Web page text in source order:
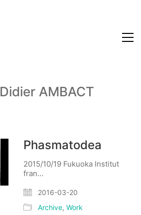
Didier AMBACT
Phasmatodea
2015/10/19 Fukuoka Institut
fran…
2016-03-20
Archive,Work